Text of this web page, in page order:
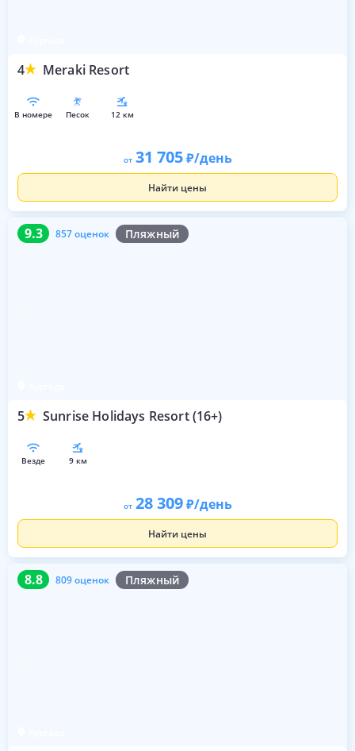
4 Meraki Resort
в номере песок 12 км
от 31 705 /день
Найти цены
9.3 857 оценок Пляжный
5 Sunrise Holidays Resort (16+)
9.3 857 оценок
везде 9 км
от 28 309 /день
Найти цены
8.8 809 оценок Пляжный
8.8 809 оценок